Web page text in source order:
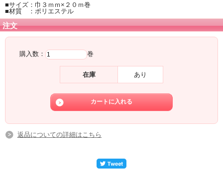
■サイズ：巾３ｍｍ×２０ｍ巻
■材質 ：ポリエステル
注文
購入数： 巻
在庫 あり
返品についての詳細はこちら